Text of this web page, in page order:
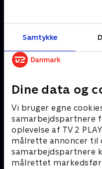
Samtykke
Dine data og
Vi bruger egne
samarbejdspartnere
oplevelse af TV 2
målrette annoncer til
samarbejdspartnere
målrettet
og skal derfra stoppe sin
Mere indhold fra